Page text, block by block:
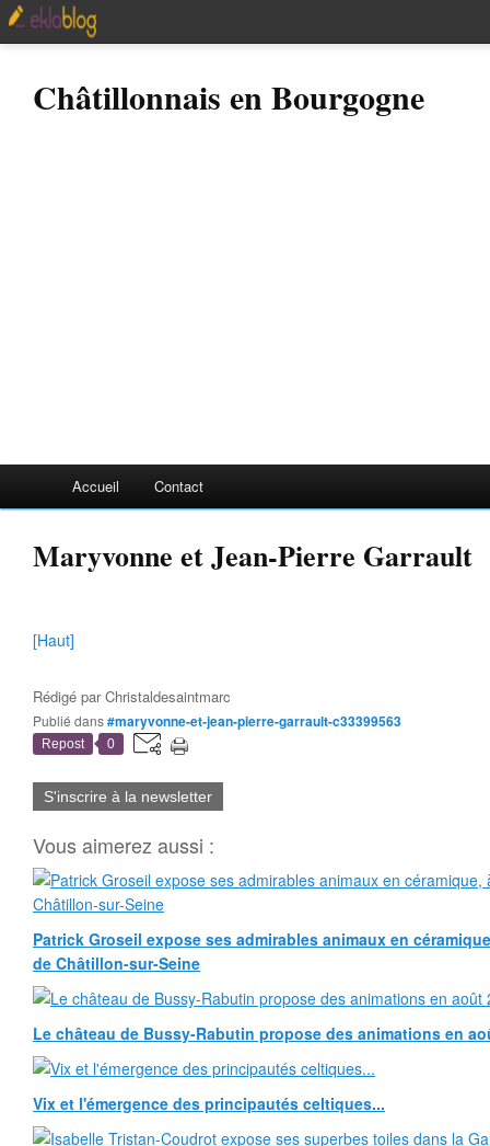
Châtillonnais en Bourgogne
Accueil Contact
Maryvonne et Jean-Pierre Garrault
[Haut]
Rédigé parChristaldesaintmarc
Publié dans#maryvonne-et-jean-pierre-garrault-c33399563
Repost 0
S'inscrire à la newsletter
Vous aimerez aussi :
Patrick Groseil expose ses admirables animaux en
de Châtillon-sur-Seine
Le château de Bussy-Rabutin propose des animations en
Vix et l'émergence des principautés celtiques...